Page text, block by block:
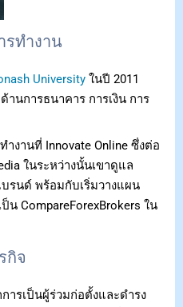
รทำงาน
University ในปี 2011
านการธนาคาร การเงิน การ
ำงานที่ Innovate Online ซึ่งต่อ
ในระหว่างนั้นเขาดูแล
รนด์ พร้อมกับเริ่มวางแผน
CompareForexBrokers ใน
กิจ
ารเป็นผู้ร่วมก่อตั้งและดำรง